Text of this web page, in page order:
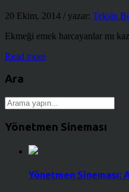
20 Ekim, 2014 / yazar: Teksin
Ekmeği emek harcayanlar mı
Read more
Ara
Yönetmen Sineması
Yönetmen Sineması: